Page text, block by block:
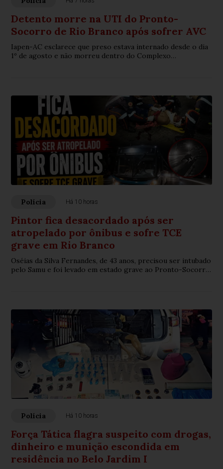
Detento morre na UTI do Pronto-
Socorro de Rio Branco após sofrer AVC
Iapen-AC esclarece que preso estava internado desde o dia
1º de agosto e não morreu dentro do Complexo
Polícia Há 10 horas
Pintor fica desacordado após ser
atropelado por ônibus e sofre TCE
grave em Rio Branco
Oséias da Silva Fernandes, de 43 anos, precisou ser intubado
pelo Samu e foi levado em estado grave ao Pronto-Socorro
Polícia Há 10 horas
Força Tática flagra suspeito com drogas,
dinheiro e munição escondida em
residência no Belo Jardim I